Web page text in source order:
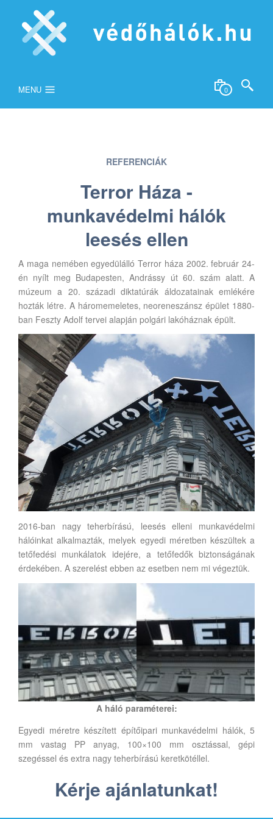
MENU 0
REFERENCIÁK
Terror Háza -
munkavédelmi hálók
leesés ellen
A maga nemében egyedülálló Terror háza 2002. február 24-
én nyílt meg Budapesten, Andrássy út 60. szám alatt. A
múzeum a 20. századi diktatúrák áldozatainak emlékére
hozták létre. A háromemeletes, neoreneszánsz épület 1880-
ban Feszty Adolf tervei alapján polgári lakóháznak épült.
2016-ban nagy teherbírású, leesés elleni munkavédelmi
hálóinkat alkalmazták, melyek egyedi méretben készültek a
tetőfedési munkálatok idejére, a tetőfedők biztonságának
érdekében. A szerelést ebben az esetben nem mi végeztük.
A háló paraméterei:
Egyedi méretre készített építőipari munkavédelmi hálók, 5
mm vastag PP anyag, 100×100 mm osztással, gépi
szegéssel és extra nagy teherbírású keretkötéllel.
Kérje ajánlatunkat!